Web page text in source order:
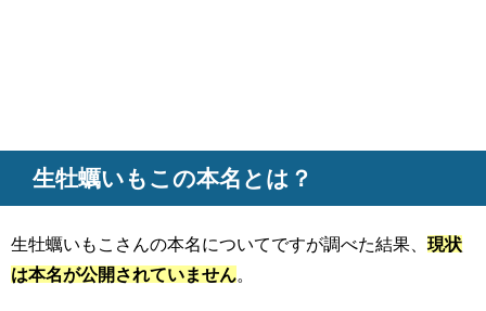
生牡蠣いもこの本名とは？
生牡蠣いもこさんの本名についてですが調べた結果、 現状
は本名が公開されていません